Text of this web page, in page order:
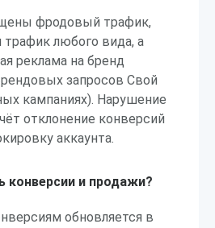
фродовый трафик,
любого вида, а
реклама на бренд
запросов Свой
кампаниях). Нарушение
отклонение конверсий
аккаунта.
конверсии и продажи?
обновляется в